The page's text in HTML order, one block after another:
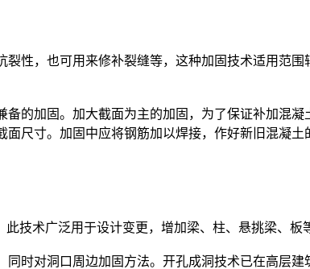
性，也可用来修补裂缝等，这种加固技术适用范
的加固。加大截面为主的加固，为了保证补加混凝
尺寸。加固中应将钢筋加以焊接，作好新旧混凝土
技术广泛用于设计变更，增加梁、柱、悬挑梁、板
时对洞口周边加固方法。开孔成洞技术已在高层